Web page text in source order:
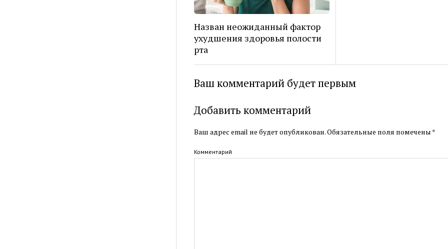
Назван неожиданный фактор
ухудшения здоровья полости
рта
Ваш комментарий будет первым
Добавить комментарий
Ваш адрес email не будет опубликован.Обязательные поля помечены *
Комментарий